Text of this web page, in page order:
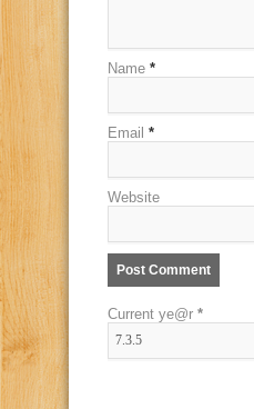
Name *
Email *
Website
Current ye@r *